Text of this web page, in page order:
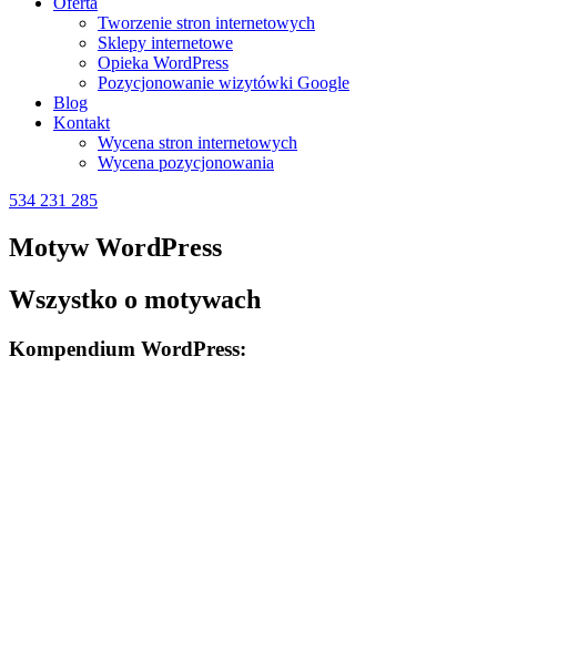
Tworzenie stron internetowych
Sklepy internetowe
Opieka WordPress
Pozycjonowanie wizytówki Google
Blog
Kontakt
Wycena stron internetowych
Wycena pozycjonowania
534 231 285
Motyw WordPress
Wszystko o motywach
Kompendium WordPress: